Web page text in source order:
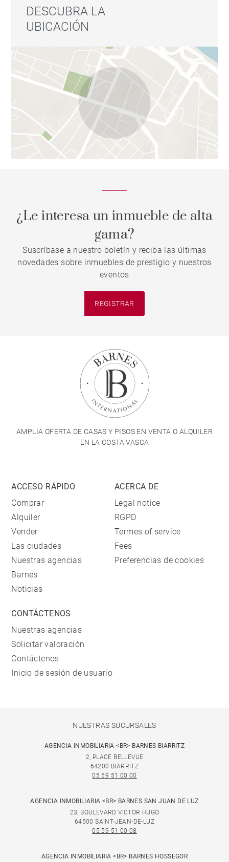
DESCUBRA LA
UBICACIÓN
¿Le interesa un inmueble de alta
gama?
Suscríbase a nuestro boletín y reciba las últimas
novedades sobre inmuebles de prestigio y nuestros
eventos
REGISTRAR
AMPLIA OFERTA DE CASAS Y PISOS EN VENTA O ALQUILER
EN LA COSTA VASCA
ACCESO RÁPIDO
Comprar
Alquiler
Vender
Las ciudades
Nuestras agencias
Barnes
Noticias
ACERCA DE
Legal notice
RGPD
Termes of service
Fees
Preferencias de cookies
CONTÁCTENOS
Nuestras agencias
Solicitar valoración
Contáctenos
Inicio de sesión de usuario
NUESTRAS SUCURSALES
AGENCIA INMOBILIARIA <BR> BARNES BIARRITZ
2, PLACE BELLEVUE
64200 BIARRITZ
05 59 51 00 00
AGENCIA INMOBILIARIA <BR> BARNES SAN JUAN DE LUZ
23, BOULEVARD VICTOR HUGO
64500 SAINT-JEAN-DE-LUZ
05 59 51 00 08
AGENCIA INMOBILIARIA <BR> BARNES HOSSEGOR